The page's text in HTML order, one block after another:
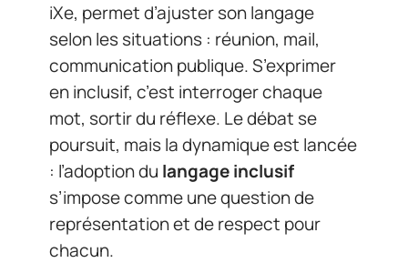
iXe, permet d’ajuster son langage
selon les situations : réunion, mail,
communication publique. S’exprimer
en inclusif, c’est interroger chaque
mot, sortir du réflexe. Le débat se
poursuit, mais la dynamique est lancée
: l’adoption du langage inclusif
s’impose comme une question de
représentation et de respect pour
chacun.